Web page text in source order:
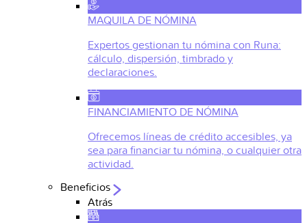
MAQUILA DE NÓMINA
Expertos gestionan tu nómina con Runa:
cálculo, dispersión, timbrado y
declaraciones.
FINANCIAMIENTO DE NÓMINA
Ofrecemos líneas de crédito accesibles, ya
sea para financiar tu nómina, o cualquier otra
actividad.
Beneficios
Atrás